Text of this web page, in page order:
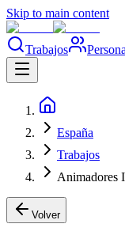
Skip to main content
Trabajos
España
Trabajos
Animadores
Volver